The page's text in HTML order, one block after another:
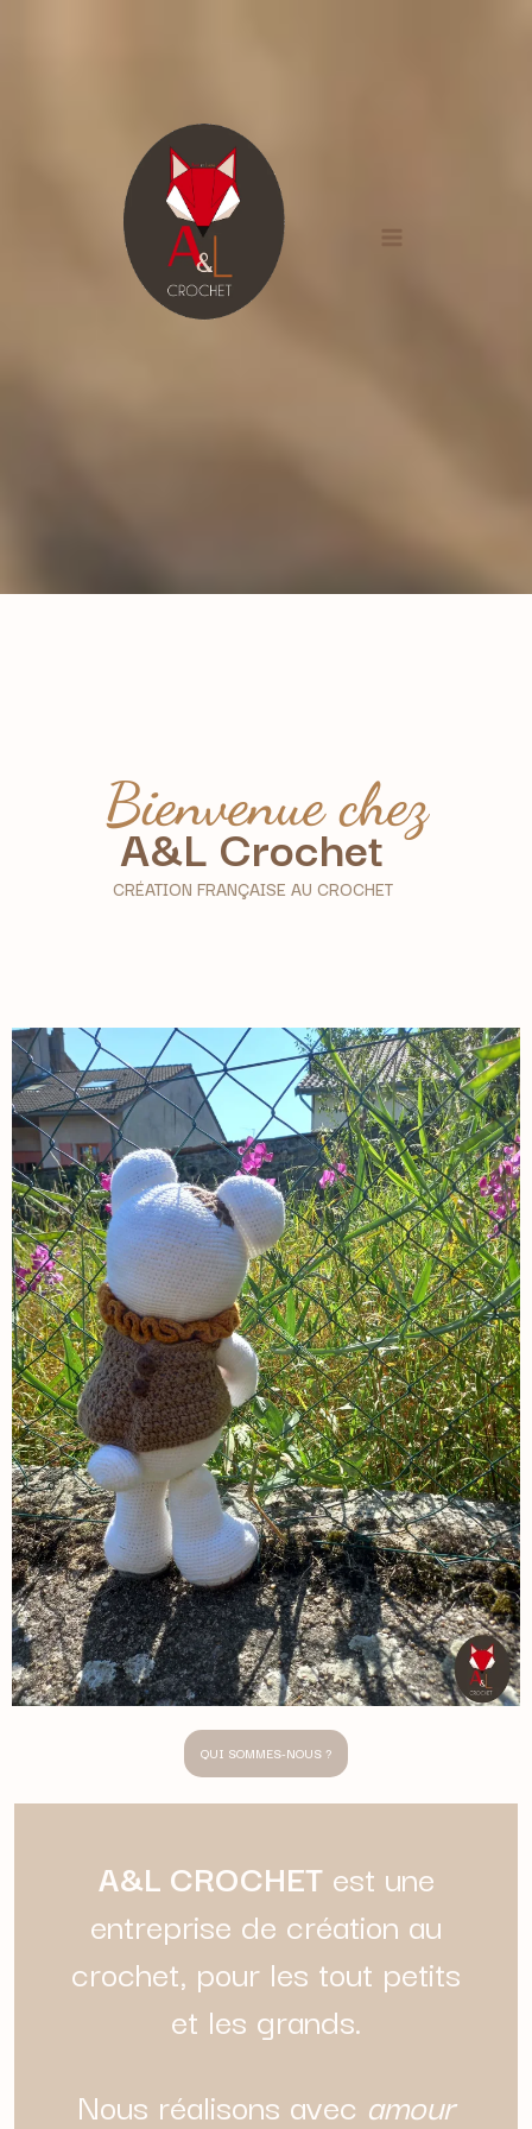
Bienvenue chez
A&L Crochet
CRÉATION FRANÇAISE AU CROCHET
QUI SOMMES-NOUS ?
A&L CROCHETest une
entreprise de création au
crochet, pour les tout petits
et les grands.
Nous réalisons avec amour